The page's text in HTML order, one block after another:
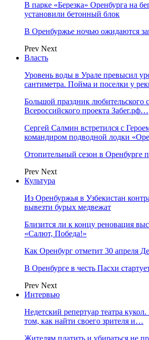
В парке «Березка» Оренбурга на
установили бетонный блок
В Оренбуржье ночью ожидаются
Prev Next
Власть
Уровень воды в Урале превысил
сантиметра. Пойма и поселки у
Большой праздник любительского
Всероссийского проекта Забег.рф…
Сергей Салмин встретился с
командиром подводной лодки
Отопительный сезон в Оренбурге
Prev Next
Культура
Из Оренбуржья в Узбекистан
вывезти бурых медвежат
Близится ли к концу реновация
«Салют, Победа!»
Как Оренбург отметит 30 апреля
В Оренбурге в честь Пасхи
Prev Next
Интервью
Недетский репертуар театра
том, как найти своего зрителя и…
Жителям платить и убираться не